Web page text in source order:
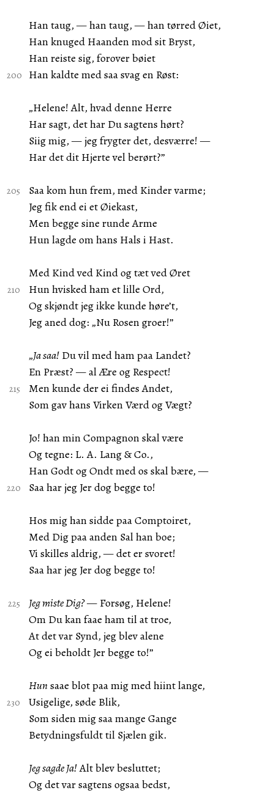
Han taug, — han taug, — han tørred Øiet,
Han knuged Haanden mod sit Bryst,
Han reiste sig, forover bøiet
Han kaldte med saa svag en Røst:
„Helene! Alt, hvad denne Herre
Har sagt, det har Du sagtens hørt?
Siig mig, — jeg frygter det, desværre! —
Har det dit Hjerte vel berørt?”
Saa kom hun frem, med Kinder varme;
Jeg fik end ei et Øiekast,
Men begge sine runde Arme
Hun lagde om hans Hals i Hast.
Med Kind ved Kind og tæt ved Øret
Hun hvisked ham et lille Ord,
Og skjøndt jeg ikke kunde høre’t,
Jeg aned dog: „Nu Rosen groer!”
„Ja saa!Du vil med ham paa Landet?
En Præst? — al Ære og Respect!
Men kunde der ei findes Andet,
Som gav hans Virken Værd og Vægt?
Jo! han min Compagnon skal være
Og tegne: L. A. Lang & Co.,
Han Godt og Ondt med os skal bære, —
Saa har jeg Jer dog begge to!
Hos mig han sidde paa Comptoiret,
Med Dig paa anden Sal han boe;
Vi skilles aldrig, — det er svoret!
Saa har jeg Jer dog begge to!
Jeg miste Dig?— Forsøg, Helene!
Om Du kan faae ham til at troe,
At det var Synd, jeg blev alene
Og ei beholdt Jer begge to!”
Hun saae blot paa mig med hiint lange,
Usigelige, søde Blik,
Som siden mig saa mange Gange
Betydningsfuldt til Sjælen gik.
Jeg sagde Ja!Alt blev besluttet;
Og det var sagtens ogsaa bedst,